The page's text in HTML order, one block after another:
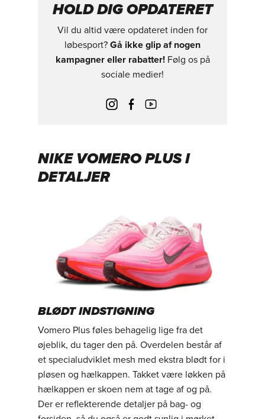
HOLD DIG OPDATERET
Vil du altid være opdateret inden for
løbesport? Gå ikke glip af nogen
kampagner eller rabatter!Følg os på
sociale medier!
NIKE VOMERO PLUS I
DETALJER
BLØDT INDSTIGNING
Vomero Plus føles behagelig lige fra det
øjeblik, du tager den på. Overdelen består af
et specialudviklet mesh med ekstra blødt for i
pløsen og hælkappen. Takket være løkken på
hælkappen er skoen nem at tage af og på.
Der er reflekterende detaljer på bag- og